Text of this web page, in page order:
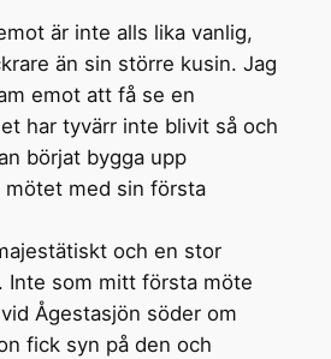
är inte alls lika vanlig,
än sin större kusin. Jag
emot att få se en
har tyvärr inte blivit så och
börjat bygga upp
mötet med sin första
och en stor
Inte som mitt första möte
Ågestasjön söder om
fick syn på den och